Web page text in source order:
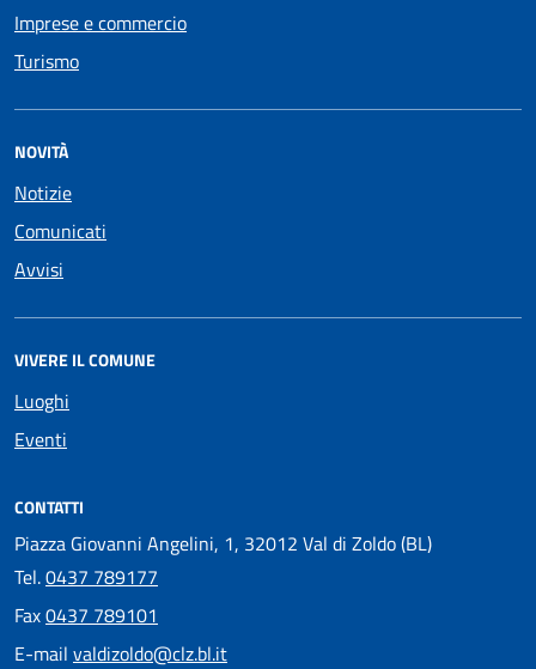
Imprese e commercio
Turismo
NOVITÀ
Notizie
Comunicati
Avvisi
VIVERE IL COMUNE
Luoghi
Eventi
CONTATTI
Piazza Giovanni Angelini, 1, 32012 Val di Zoldo (BL)
Tel.0437 789177
Fax0437 789101
E-mail valdizoldo@clz.bl.it